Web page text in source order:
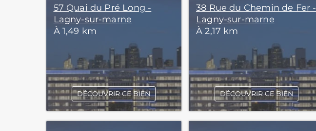
57 Quai du Pré Long -
Lagny-sur-marne
À 1,49 km
DÉCOUVRIR CE BIEN
38 Rue du Chemin de Fer -
Lagny-sur-marne
À 2,17 km
DÉCOUVRIR CE BIEN